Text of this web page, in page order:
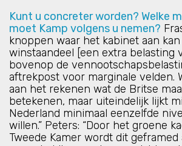
Kunt u concreter worden? Welke
moet Kamp volgens u nemen?
knoppen waar het kabinet aan
winstaandeel [een extra belasting
bovenop de
aftrekpost voor marginale velden.
aan het rekenen wat de Britse
betekenen, maar uiteindelijk lijkt
Nederland minimaal eenzelfde
willen.” Peters: “Door het groene
Tweede Kamer wordt dit